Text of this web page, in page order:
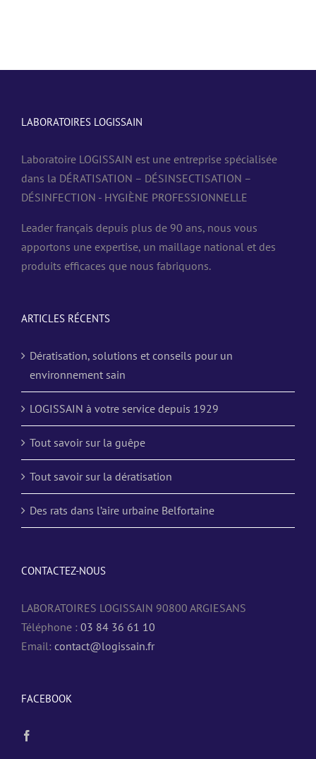
LABORATOIRES LOGISSAIN
Laboratoire LOGISSAIN est une entreprise spécialisée
dans la DÉRATISATION – DÉSINSECTISATION –
DÉSINFECTION - HYGIÈNE PROFESSIONNELLE
Leader français depuis plus de 90 ans, nous vous
apportons une expertise, un maillage national et des
produits efficaces que nous fabriquons.
ARTICLES RÉCENTS
Dératisation, solutions et conseils pour un
environnement sain
LOGISSAIN à votre service depuis 1929
Tout savoir sur la guêpe
Tout savoir sur la dératisation
Des rats dans l’aire urbaine Belfortaine
CONTACTEZ-NOUS
LABORATOIRES LOGISSAIN 90800 ARGIESANS
Téléphone : 03 84 36 61 10
Email: contact@logissain.fr
FACEBOOK